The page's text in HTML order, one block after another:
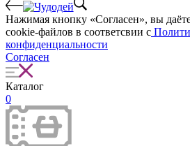
Нажимая кнопку «Согласен», вы
cookie-файлов в соответсвии с
конфиденциальности
Согласен
Каталог
0